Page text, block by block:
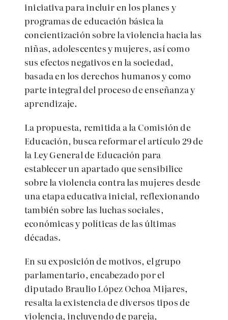
iniciativa para incluir en los planes y
programas de educación básica la
concientización sobre la violencia hacia las
niñas, adolescentes y mujeres, así como
sus efectos negativos en la sociedad,
basada en los derechos humanos y como
parte integral del proceso de enseñanza y
aprendizaje.
La propuesta, remitida a la Comisión de
Educación, busca reformar el artículo 29 de
la Ley General de Educación para
establecer un apartado que sensibilice
sobre la violencia contra las mujeres desde
una etapa educativa inicial, reflexionando
también sobre las luchas sociales,
económicas y políticas de las últimas
décadas.
En su exposición de motivos, el grupo
parlamentario, encabezado por el
diputado Braulio López Ochoa Mijares,
resalta la existencia de diversos tipos de
violencia, incluyendo de pareja,